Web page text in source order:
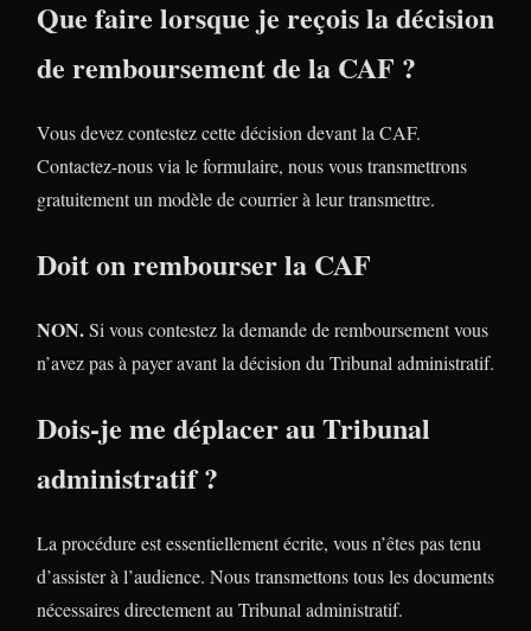
Que faire lorsque je reçois la décision
de remboursement de la CAF ?
Vous devez contestez cette décision devant la CAF.
Contactez-nous via le formulaire, nous vous transmettrons
gratuitement un modèle de courrier à leur transmettre.
Doit on rembourser la CAF
NON.Si vous contestez la demande de remboursement vous
n’avez pas à payer avant la décision du Tribunal administratif.
Dois-je me déplacer au Tribunal
administratif ?
La procédure est essentiellement écrite, vous n’êtes pas tenu
d’assister à l’audience. Nous transmettons tous les documents
nécessaires directement au Tribunal administratif.